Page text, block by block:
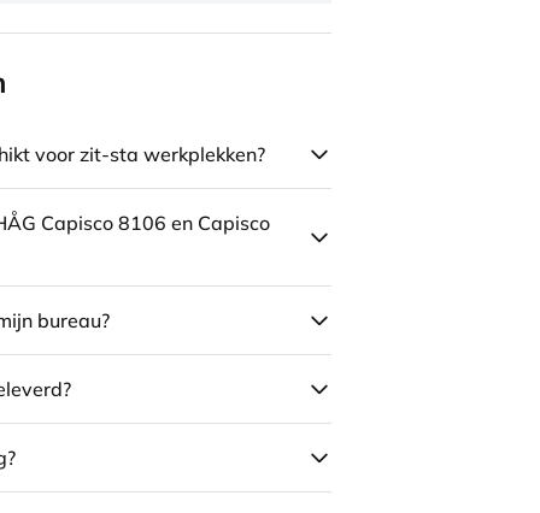
voor zit-sta werkplekken?
Capisco 8106 en Capisco
bureau?